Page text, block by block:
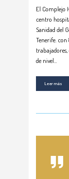
El Complejo
centro
Sanidad del
Tenerife. con
trabajadores,
de nivel
Leer más